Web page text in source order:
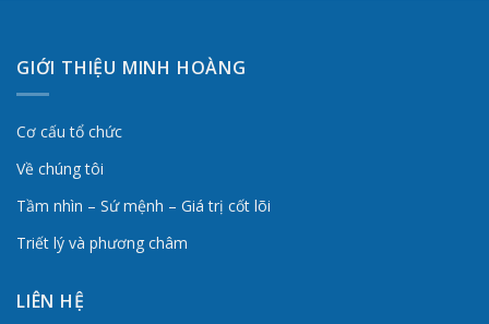
GIỚI THIỆU MINH HOÀNG
Cơ cấu tổ chức
Về chúng tôi
Tầm nhìn – Sứ mệnh – Giá trị cốt lõi
Triết lý và phương châm
LIÊN HỆ